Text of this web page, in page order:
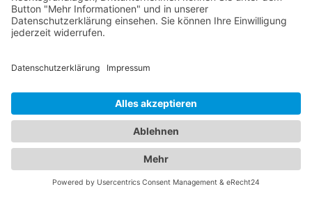
Sie nicht nur alle Informationen zu zuverlässigen
Abschleppdiensten, sondern auch eine
Aufenthalt. Wir möchten sicherstellen, dass Sie
sowohl bei Fahrzeugpannen als auch bei der
Suche nach der idealen Unterkunft bestens
informiert sind. Egal, ob Sie geschäftlich oder
privat unterwegs sind, unser Branchenportal
bietet Ihnen detaillierte Informationen zu
verschiedenen Hotels. Entdecken Sie luxuriöse
Hotels, gemütliche Bed & Breakfasts,